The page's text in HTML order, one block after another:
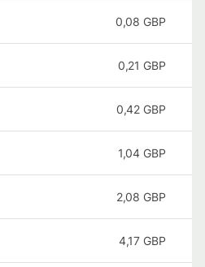
0,08 GBP
0,21 GBP
0,42 GBP
1,04 GBP
2,08 GBP
4,17 GBP